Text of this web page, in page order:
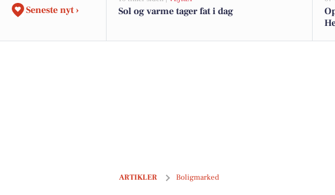
Seneste nyt › Sol og varme tager fat i dag
ARTIKLER Boligmarked
Pris op til 14,0 mio. kroner: Se de dyreste boliger i Ålsgårde